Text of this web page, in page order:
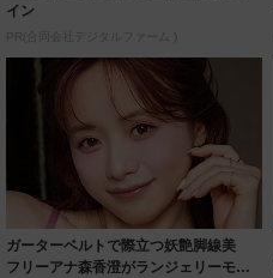
イン
PR(合同会社デジタルファーム )
ガーターベルトで際立つ妖艶脚線美
フリーアナ森香澄がランジェリーモデ